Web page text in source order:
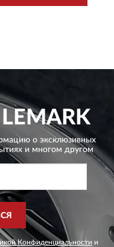
о эксклюзивных
и многом другом
Конфиденциальности и